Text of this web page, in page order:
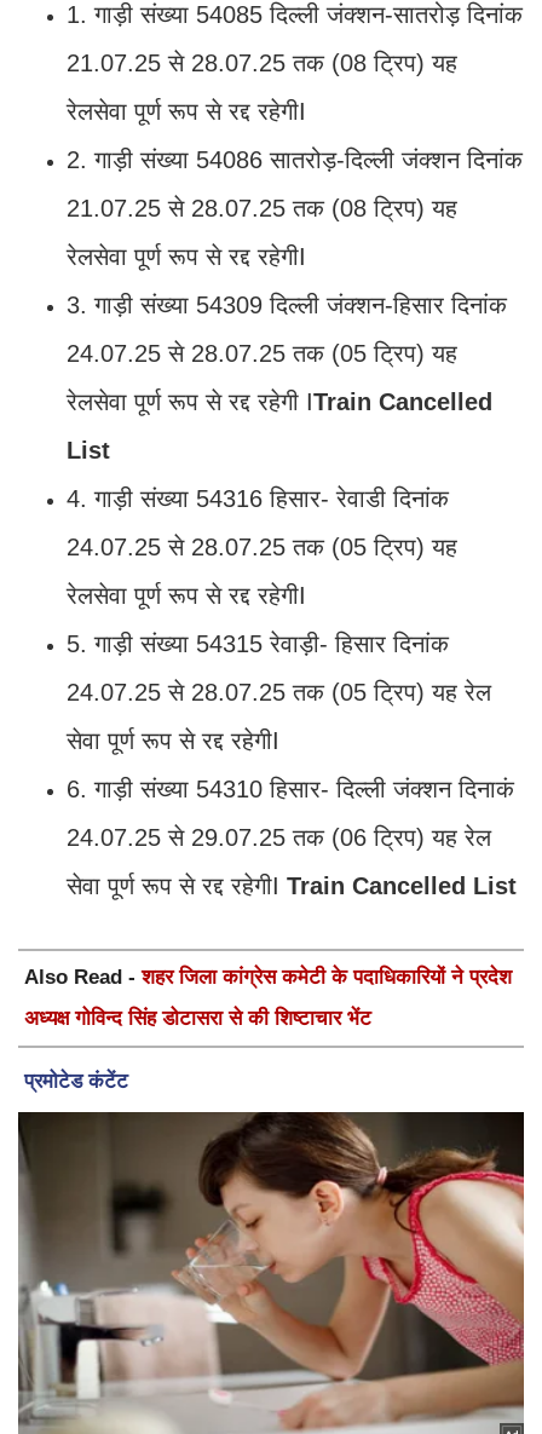
1. गाड़ी संख्या 54085 दिल्ली जंक्शन-सातरोड़ दिनांक
21.07.25 से 28.07.25 तक (08 ट्रिप) यह
रेलसेवा पूर्ण रूप से रद्द रहेगीI
2. गाड़ी संख्या 54086 सातरोड़-दिल्ली जंक्शन दिनांक
21.07.25 से 28.07.25 तक (08 ट्रिप) यह
रेलसेवा पूर्ण रूप से रद्द रहेगीI
3. गाड़ी संख्या 54309 दिल्ली जंक्शन-हिसार दिनांक
24.07.25 से 28.07.25 तक (05 ट्रिप) यह
रेलसेवा पूर्ण रूप से रद्द रहेगी ITrain Cancelled
List
4. गाड़ी संख्या 54316 हिसार- रेवाडी दिनांक
24.07.25 से 28.07.25 तक (05 ट्रिप) यह
रेलसेवा पूर्ण रूप से रद्द रहेगीI
5. गाड़ी संख्या 54315 रेवाड़ी- हिसार दिनांक
24.07.25 से 28.07.25 तक (05 ट्रिप) यह रेल
सेवा पूर्ण रूप से रद्द रहेगीI
6. गाड़ी संख्या 54310 हिसार- दिल्ली जंक्शन दिनाकं
24.07.25 से 29.07.25 तक (06 ट्रिप) यह रेल
सेवा पूर्ण रूप से रद्द रहेगीI Train Cancelled List
Also Read -शहर जिला कांग्रेस कमेटी के पदाधिकारियों ने प्रदेश
अध्यक्ष गोविन्द सिंह डोटासरा से की शिष्टाचार भेंट